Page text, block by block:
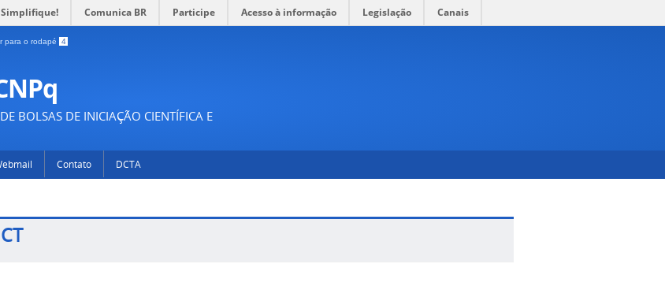
Simplifique! Comunica BR Participe Acesso à informação Legislação Canais
para o rodapé 4
BOLSAS DE INICIAÇÃO CIENTÍFICA E
Contato DCTA